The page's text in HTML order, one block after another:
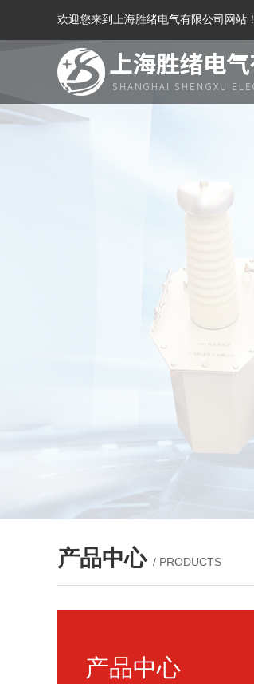
欢迎您来到上海胜绪电气有限公司网站！
产品中心 / PRODUCTS
产品中心